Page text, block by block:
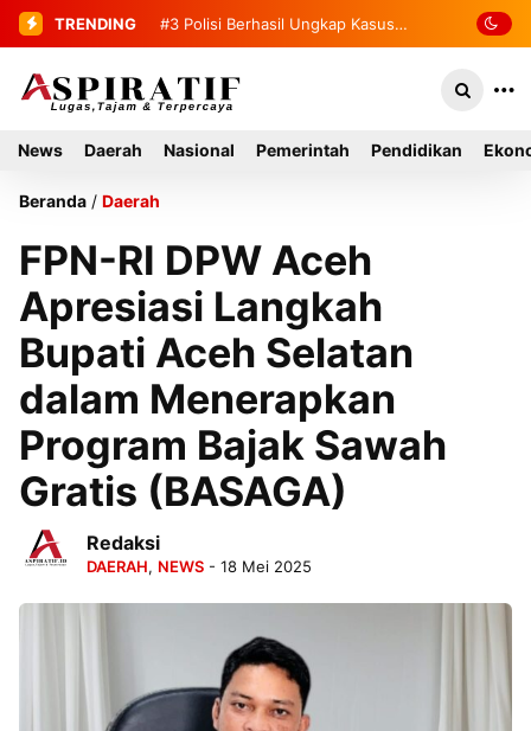
TRENDING #3 Polisi Berhasil Ungkap Kasus
#4 2 Tahanan yang Melarikan Diri
News Daerah Nasional Pemerintah Pendidikan
Beranda / Daerah
FPN-RI DPW Aceh
Apresiasi Langkah
Bupati Aceh Selatan
dalam Menerapkan
Program Bajak Sawah
Gratis (BASAGA)
Redaksi
DAERAH, NEWS - 18 Mei 2025